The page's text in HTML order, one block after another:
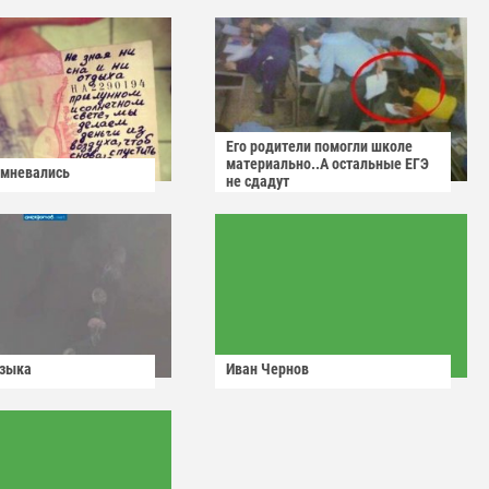
Его родители помогли школе
материально..А остальные ЕГЭ
не сдадут
Иван Чернов